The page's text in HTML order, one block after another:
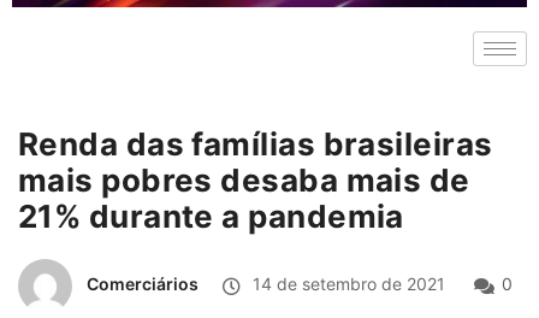
Renda das famílias brasileiras
mais pobres desaba mais de
21% durante a pandemia
Comerciários 14 de setembro de 2021 0